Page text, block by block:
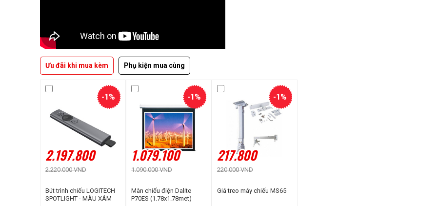
Ưu đãi khi mua kèm Phụ kiện mua cùng
2.197.800
2.220.000 VND
-1%
Bút trình chiếu LOGITECH
SPOTLIGHT - MÀU XÁM
1.079.100
1.090.000 VND
-1%
Màn chiếu điện Dalite
P70ES (1.78x1.78met)
217.800
220.000 VND
-1%
Giá treo máy chiếu MS65